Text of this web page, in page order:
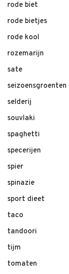
rode biet
rode bietjes
rode kool
rozemarijn
sate
seizoensgroenten
selderij
souvlaki
spaghetti
specerijen
spier
spinazie
sport dieet
taco
tandoori
tijm
tomaten